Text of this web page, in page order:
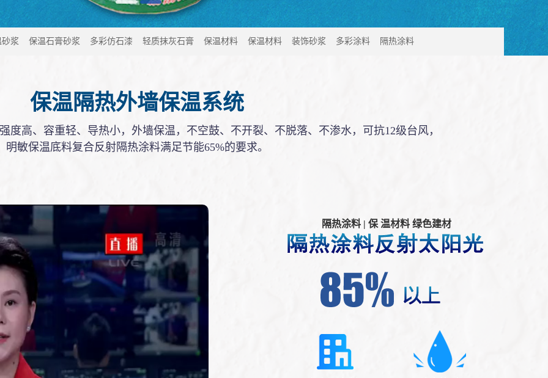
浆 保温石膏砂浆 多彩仿石漆 轻质抹灰石膏 保温材料 保温材料 装饰砂浆 多彩涂料 隔热涂料
保温隔热外墙保温系统
度高、容重轻、导热小，外墙保温，不空鼓、不开裂、不脱落、不渗水，可抗12级台风，
明敏保温底料复合反射隔热涂料满足节能65%的要求。
隔热涂料 | 保 温材料 绿色建材